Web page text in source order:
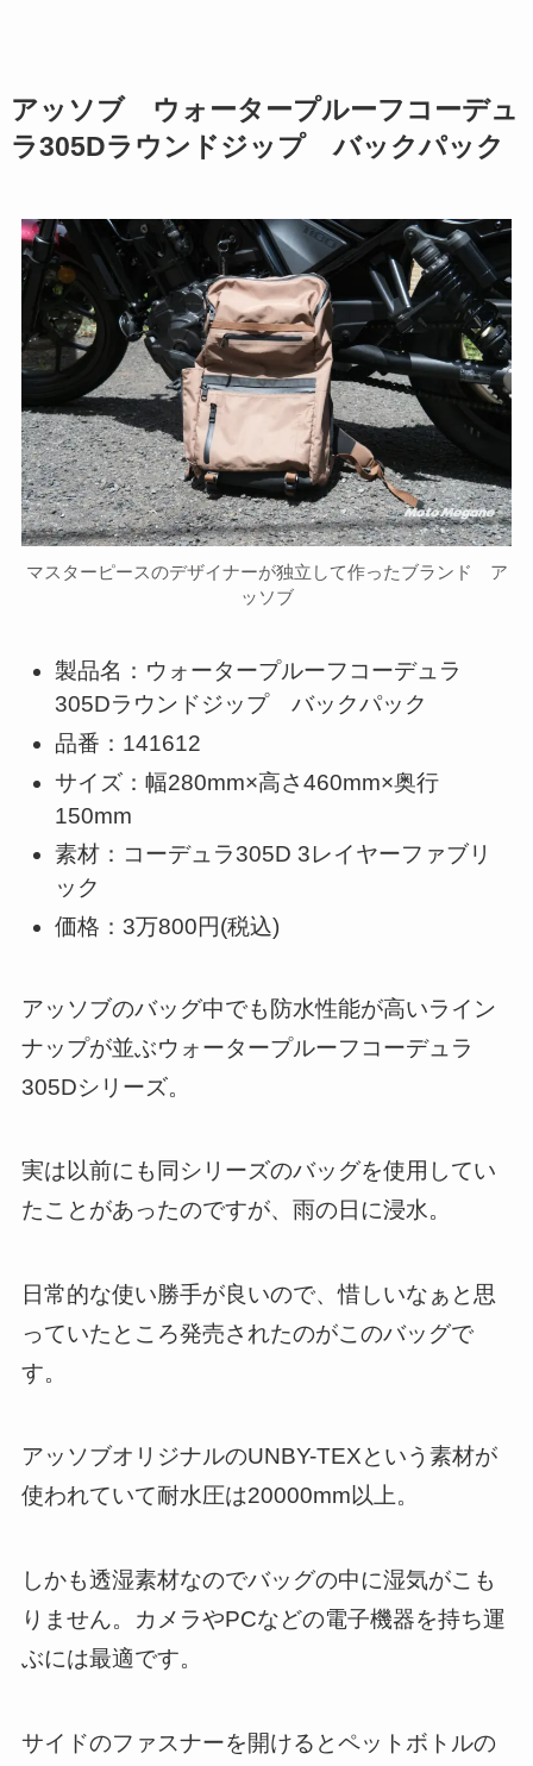
アッソブ ウォータープルーフコーデュ
ラ305Dラウンドジップ バックパック
マスターピースのデザイナーが独立して作ったブランド ア
ッソブ
製品名：ウォータープルーフコーデュラ
305Dラウンドジップ バックパック
品番：141612
サイズ：幅280mm×高さ460mm×奥行
150mm
素材：コーデュラ305D 3レイヤーファブリ
ック
価格：3万800円(税込)
アッソブのバッグ中でも防水性能が高いライン
ナップが並ぶウォータープルーフコーデュラ
305Dシリーズ。
実は以前にも同シリーズのバッグを使用してい
たことがあったのですが、雨の日に浸水。
日常的な使い勝手が良いので、惜しいなぁと思
っていたところ発売されたのがこのバッグで
す。
アッソブオリジナルのUNBY-TEXという素材が
使われていて耐水圧は20000mm以上。
しかも透湿素材なのでバッグの中に湿気がこも
りません。カメラやPCなどの電子機器を持ち運
ぶには最適です。
サイドのファスナーを開けるとペットボトルの